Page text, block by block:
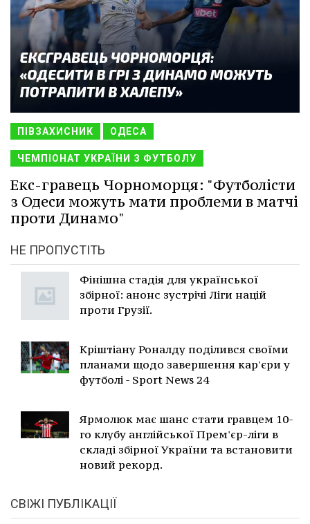
ПІВЗАХИСНИК ОДЕСА
ЧЕМПІОНАТ УКРАЇНИ З ФУТБОЛУ
Екс-гравець Чорноморця: "Футболісти
з Одеси можуть мати проблеми в матчі
проти Динамо"
НЕ ПРОПУСТІТЬ
Фінішна стадія для української
збірної: анонс зустрічі Ліги націй
проти Грузії.
Кріштіану Роналду поділився своїми
планами щодо завершення кар'єри у
футболі - Sport News 24
Ярмолюк має шанс стати гравцем 10-
го клубу англійської Прем'єр-ліги в
складі збірної України та встановити
новий рекорд.
СВІЖІ ПУБЛІКАЦІЇ